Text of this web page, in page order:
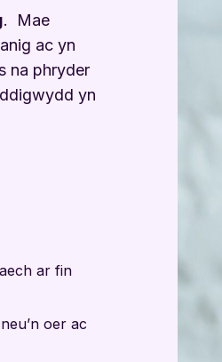
. Mae
ac yn
na phryder
yn
ar fin
oer ac